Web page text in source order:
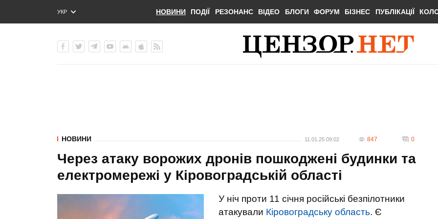
УКР
ENG
НОВИНИ ПОДІЇ РЕЗОНАНС ВІДЕО БЛОГИ ФОРУМ БІЗНЕС ПУБЛІКАЦІЇ
НОВИНИ 11.01.25 09:02 847 0
Через атаку ворожих дронів пошкоджені будинки та
електромережі у Кіровоградській області
У ніч проти 11 січня російські безпілотники
атакували Кіровоградську область. Є